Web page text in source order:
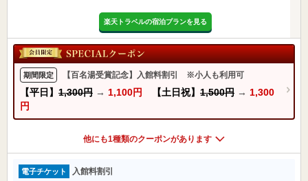
楽天トラベルの宿泊プランを見る
期間限定 【百名湯受賞記念】入館料割引 ※小人も利用可
【平日】 1,300円 → 1,100円 【土日祝】 1,500円 → 1,300
円
他にも1種類のクーポンがあります
電子チケット 入館料割引